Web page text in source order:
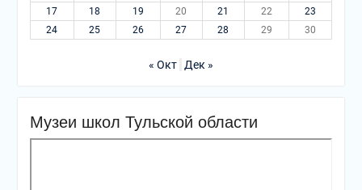
17
18 19 20 21 22
23
24
25 26 27 28 29 30
« Окт Дек »
Музеи школ Тульской области